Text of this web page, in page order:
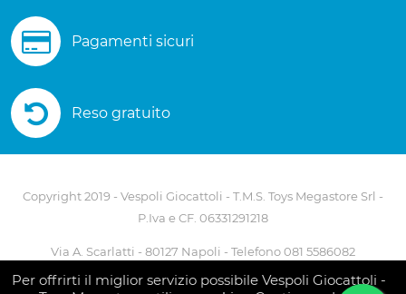
Per offrirti il miglior servizio possibile Vespoli Giocattoli -
Pagamenti sicuri
Reso gratuito
Copyright 2019 - Vespoli Giocattoli - T.M.S. Toys Megastore Srl -
P.Iva e CF. 06331291218
Via A. Scarlatti - 80127 Napoli - Telefono 081 5586082